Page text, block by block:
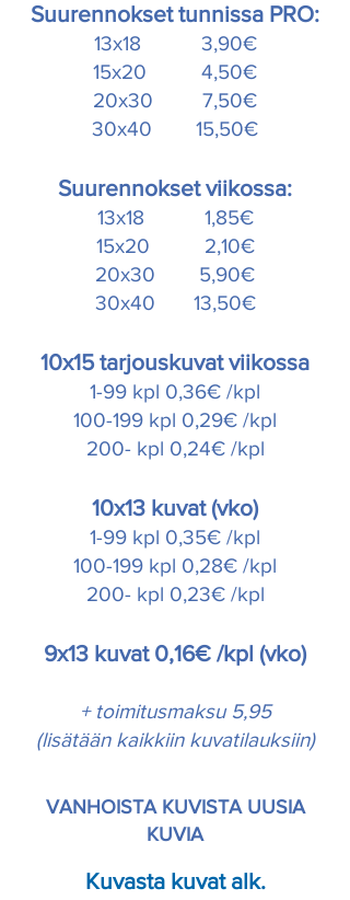
Suurennokset tunnissa PRO:
13x18 3,90€
15x20 4,50€
20x30 7,50€
30x40 15,50€
Suurennokset viikossa:
13x18 1,85€
15x20 2,10€
20x30 5,90€
30x40 13,50€
10x15 tarjouskuvat viikossa
1-99 kpl 0,36€ /kpl
100-199 kpl 0,29€ /kpl
200- kpl 0,24€ /kpl
10x13 kuvat (vko)
1-99 kpl 0,35€ /kpl
100-199 kpl 0,28€ /kpl
200- kpl 0,23€ /kpl
9x13 kuvat 0,16€ /kpl (vko)
+ toimitusmaksu 5,95
(lisätään kaikkiin kuvatilauksiin)
VANHOISTA KUVISTA UUSIA
KUVIA
Kuvasta kuvat alk.